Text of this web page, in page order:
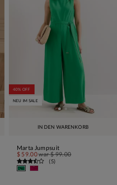
IN DEN WARENKORB
40% OFF
NEU IM SALE
Marta Jumpsuit
$ 59.00war$ 99.00
(5)